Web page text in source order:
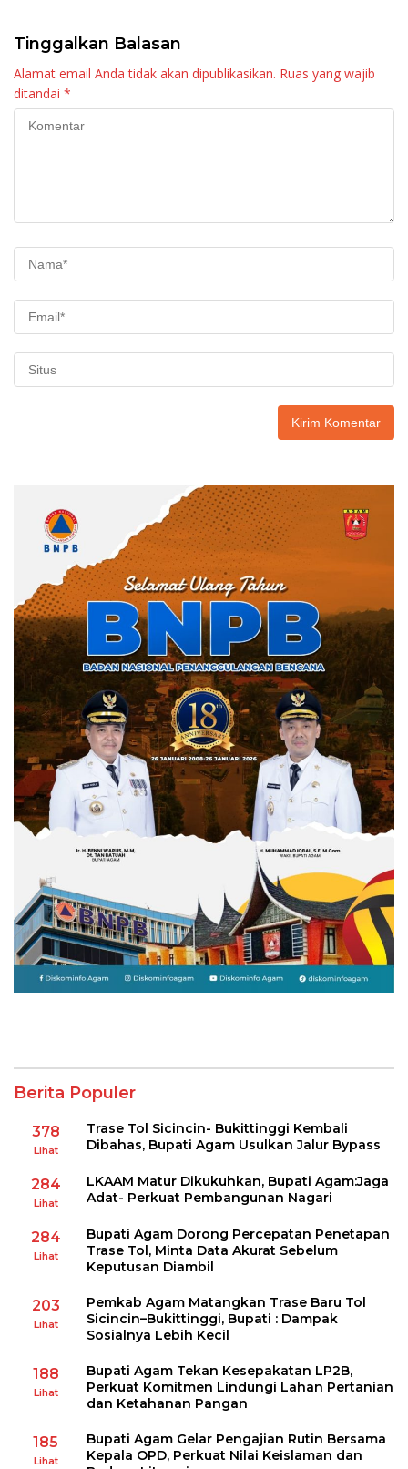
Tinggalkan Balasan
Alamat email Anda tidak akan dipublikasikan. Ruas yang wajib
ditandai *
Berita Populer
378
Lihat
Trase Tol Sicincin- Bukittinggi Kembali
Dibahas, Bupati Agam Usulkan Jalur Bypass
284
Lihat
LKAAM Matur Dikukuhkan, Bupati Agam:Jaga
Adat- Perkuat Pembangunan Nagari
284
Lihat
Bupati Agam Dorong Percepatan Penetapan
Trase Tol, Minta Data Akurat Sebelum
Keputusan Diambil
203
Lihat
Pemkab Agam Matangkan Trase Baru Tol
Sicincin–Bukittinggi, Bupati : Dampak
Sosialnya Lebih Kecil
188
Lihat
Bupati Agam Tekan Kesepakatan LP2B,
Perkuat Komitmen Lindungi Lahan Pertanian
dan Ketahanan Pangan
185
Lihat
Bupati Agam Gelar Pengajian Rutin Bersama
Kepala OPD, Perkuat Nilai Keislaman dan